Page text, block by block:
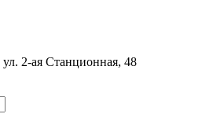
2-ая Станционная, 48